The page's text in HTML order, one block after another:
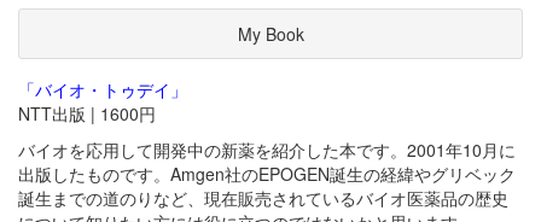
My Book
「バイオ・トゥデイ」
NTT出版 | 1600円
バイオを応用して開発中の新薬を紹介した本です。2001年10月に
出版したものです。Amgen社のEPOGEN誕生の経緯やグリベック
誕生までの道のりなど、現在販売されているバイオ医薬品の歴史